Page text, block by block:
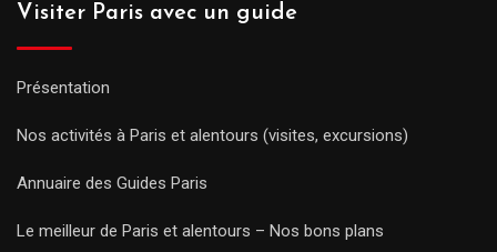
Visiter Paris avec un guide
Présentation
Nos activités à Paris et alentours (visites, excursions)
Annuaire des Guides Paris
Le meilleur de Paris et alentours – Nos bons plans